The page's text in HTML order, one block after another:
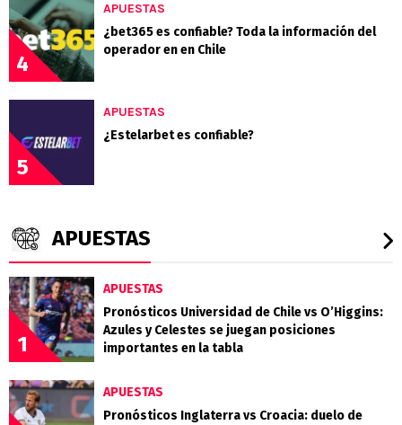
4
APUESTAS
¿bet365 es confiable? Toda la información del
operador en en Chile
5
APUESTAS
¿Estelarbet es confiable?
APUESTAS
1
APUESTAS
Pronósticos Universidad de Chile vs O’Higgins:
Azules y Celestes se juegan posiciones
importantes en la tabla
APUESTAS
Pronósticos Inglaterra vs Croacia: duelo de